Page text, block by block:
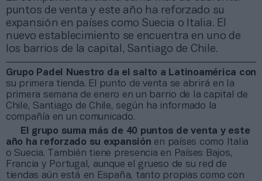
puntos de venta y este año ha reforzado su
expansión en países como Suecia o Italia. El
nuevo establecimiento se encuentra en uno de
los barrios de la capital, Santiago de Chile.
Grupo Padel Nuestro da el salto a Latinoamérica con
su primera tienda. El punto de venta se abrirá en la
primera semana de enero en un barrio de la capital de
Chile, Santiago de Chile, según ha informado la
compañía en un comunicado.
El grupo suma más de 40 puntos de venta y este
año ha reforzado su expansión en países como Italia
o Suecia. También tiene presencia en Países Bajos,
Francia y Portugal, aunque el grueso de su red de
tiendas aún está en España, tanto propias como con